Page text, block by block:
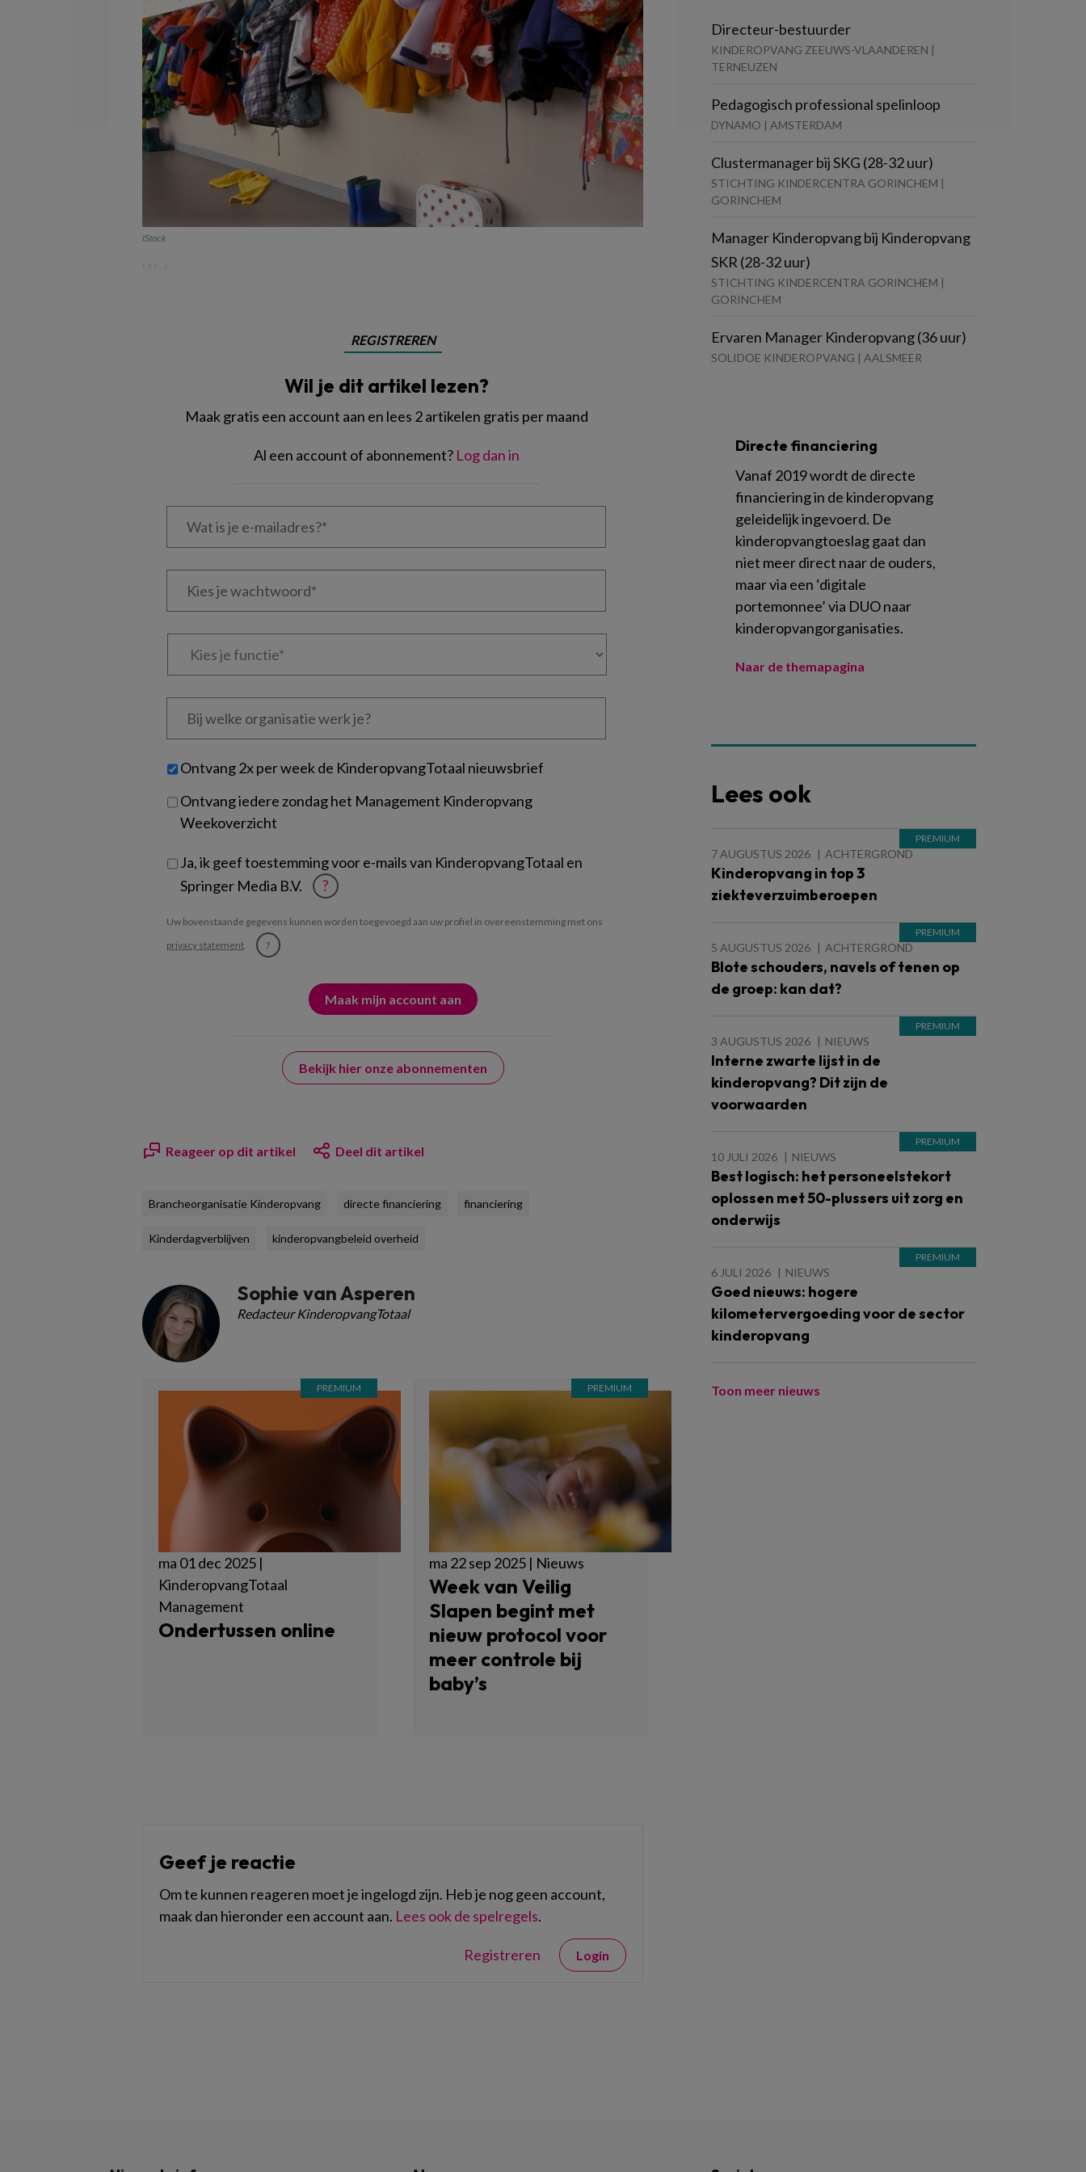
iStock
REGISTREREN
Wil je dit artikel lezen?
Maak gratis een account aan en lees 2 artikelen gratis per maand
Al een account of abonnement? Log dan in
Wat
Kies
wachtwoord*
Kies
Bij
welke
je?
Untitled
Ontvang 2x per week de KinderopvangTotaal nieuwsbrief
Ontvang iedere zondag het Management Kinderopvang
Weekoverzicht
Ja, ik geef toestemming voor e-mails van KinderopvangTotaal en
Springer Media B.V.
?
Uw bovenstaande gegevens kunnen worden toegevoegd aan uw profiel in overeenstemming met ons
privacy statement
?
Bekijk hier onze abonnementen
Reageer op dit artikel Deel dit artikel
Brancheorganisatie Kinderopvang directe financiering financiering
Kinderdagverblijven kinderopvangbeleid overheid
Sophie van Asperen
Redacteur KinderopvangTotaal
ma 01 dec 2025 |
KinderopvangTotaal
Management
Ondertussen online
ma 22 sep 2025 | Nieuws
Week van Veilig
Slapen begint met
nieuw protocol voor
meer controle bij
baby’s
Geef je reactie
Om te kunnen reageren moet je ingelogd zijn. Heb je nog geen account,
maak dan hieronder een account aan. Lees ook de spelregels.
Registreren Login
Directeur-bestuurder
KINDEROPVANG ZEEUWS-VLAANDEREN |
TERNEUZEN
Pedagogisch professional spelinloop
DYNAMO | AMSTERDAM
Clustermanager bij SKG (28-32 uur)
STICHTING KINDERCENTRA GORINCHEM |
GORINCHEM
Manager Kinderopvang bij Kinderopvang
SKR (28-32 uur)
STICHTING KINDERCENTRA GORINCHEM |
GORINCHEM
Ervaren Manager Kinderopvang (36 uur)
SOLIDOE KINDEROPVANG | AALSMEER
Directe financiering
Vanaf 2019 wordt de directe
financiering in de kinderopvang
geleidelijk ingevoerd. De
kinderopvangtoeslag gaat dan
niet meer direct naar de ouders,
maar via een ‘digitale
portemonnee’ via DUO naar
kinderopvangorganisaties.
Naar de themapagina
Lees ook
7 AUGUSTUS 2026 ACHTERGROND
Kinderopvang in top 3
ziekteverzuimberoepen
5 AUGUSTUS 2026 ACHTERGROND
Blote schouders, navels of tenen op
de groep: kan dat?
3 AUGUSTUS 2026 NIEUWS
Interne zwarte lijst in de
kinderopvang? Dit zijn de
voorwaarden
10 JULI 2026 NIEUWS
Best logisch: het personeelstekort
oplossen met 50-plussers uit zorg en
onderwijs
6 JULI 2026 NIEUWS
Goed nieuws: hogere
kilometervergoeding voor de sector
kinderopvang
Toon meer nieuws